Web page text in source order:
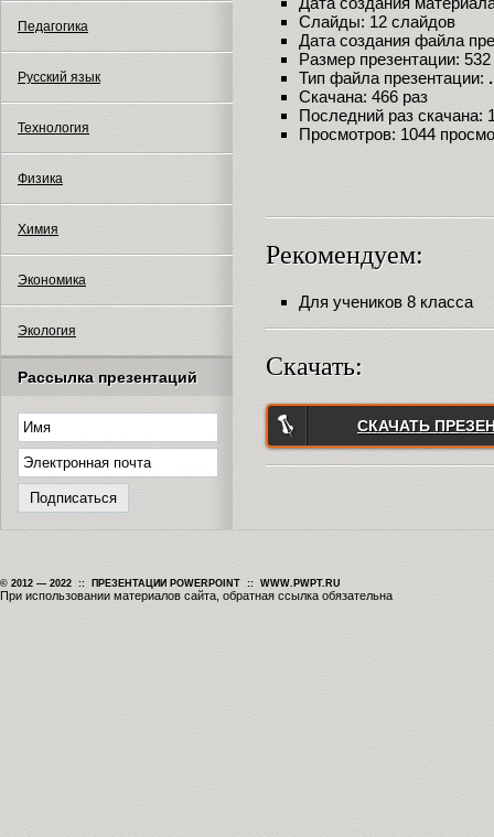
Педагогика
Русский язык
Технология
Физика
Химия
Экономика
Экология
Рассылка презентаций
Слайды: 12 слайдов
Дата создания файла
Размер презентации:
Тип файла презентации:
Скачана: 466 раз
Последний раз скачана:
Просмотров: 1044
Рекомендуем:
Для учеников 8 класса
Скачать:
СКАЧАТЬ
© 2012 — 2022 :: ПРЕЗЕНТАЦИИ POWERPOINT :: WWW.PWPT.RU
При использовании материалов сайта, обратная ссылка обязательна